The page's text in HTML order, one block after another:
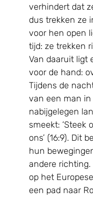
verhindert dat
dus trekken ze
voor hen open
tijd: ze trekken
Van daaruit ligt
voor de hand:
Tijdens de
van een man in
nabijgelegen
smeekt: ‘Steek
ons’ (16:9). Dit
hun
andere
op het
een pad naar